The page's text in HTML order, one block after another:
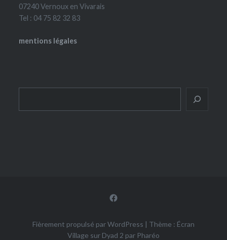
07240 Vernoux en Vivarais
Tel : 04 75 82 32 83
mentions légales
Facebook
Fièrement propulsé par WordPress | Thème : Écran
Village sur Dyad 2 par Pharéo